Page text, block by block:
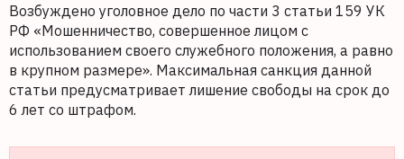
Возбуждено уголовное дело по части 3 статьи 159 УК
РФ «Мошенничество, совершенное лицом с
использованием своего служебного положения, а равно
в крупном размере». Максимальная санкция данной
статьи предусматривает лишение свободы на срок до
6 лет со штрафом.